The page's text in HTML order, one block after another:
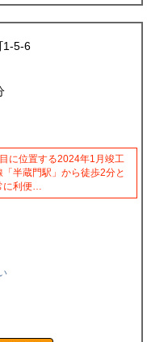
1-5-6
に位置する2024年1月竣工
半蔵門駅」から徒歩2分と
に利便…